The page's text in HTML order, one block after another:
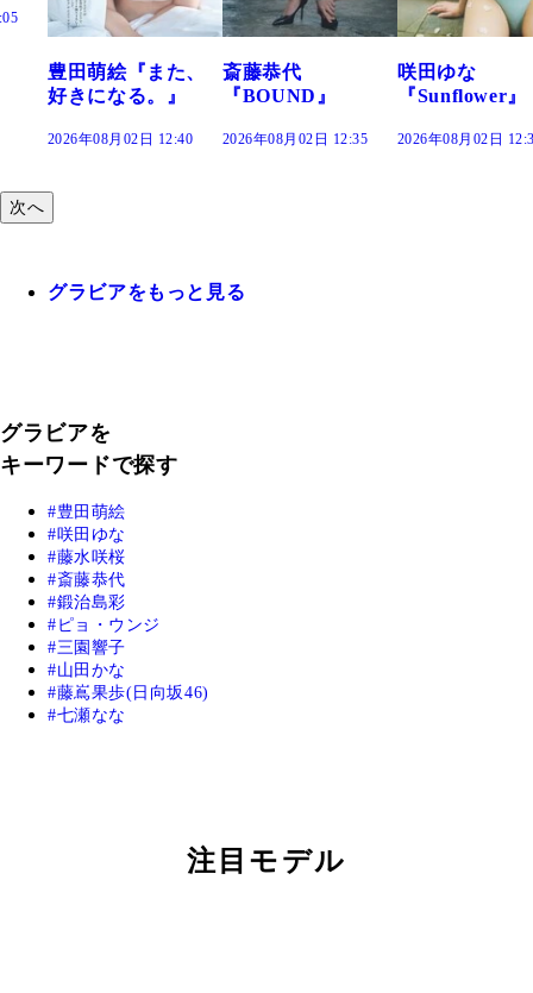
斎藤恭代
『BOUND』
2026年08月02日 12:35
咲田ゆな
『Sunflower』
2026年08月02日 12:30
藤水咲桜『花
だまり』
2026年08月02日
次へ
グラビアをもっと見る
グラビアを
キーワードで探す
豊田萌絵
咲田ゆな
藤水咲桜
斎藤恭代
鍛治島彩
ピョ・ウンジ
三園響子
山田かな
藤嶌果歩(日向坂46)
七瀬なな
注目モデル